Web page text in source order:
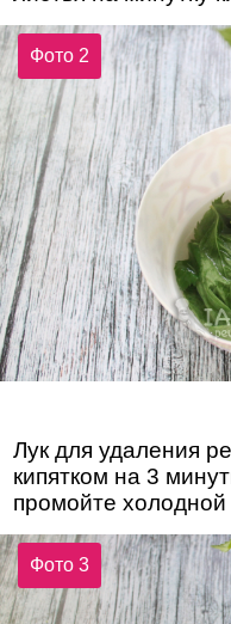
Фото 2
Лук для удаления
кипятком на 3
промойте холодной
Фото 3